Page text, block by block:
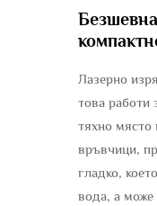
Лазерно
това работи
тяхно място
връвчици,
гладко,
вода, а може